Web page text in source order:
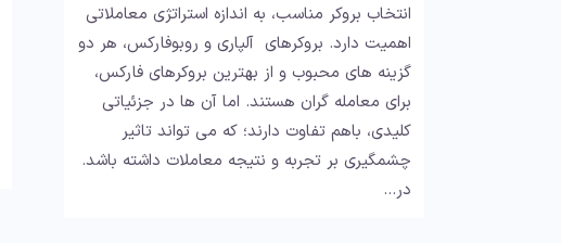
انتخاب بروکر مناسب، به اندازه استراتژی معاملاتی
اهمیت دارد. بروکرهای آلپاری و روبوفارکس، هر دو
گزینه های محبوب و از بهترین بروکرهای فارکس،
برای معامله گران هستند. اما آن ها در جزئیاتی
کلیدی، باهم تفاوت دارند؛ که می تواند تاثیر
چشمگیری بر تجربه و نتیجه معاملات داشته باشد.
در…